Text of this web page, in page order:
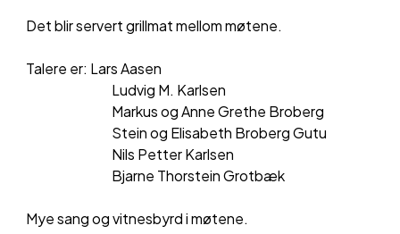
Det blir servert grillmat mellom møtene.
Talere er: LarsAasen
Ludvig M. Karlsen
Markus og Anne Grethe Broberg
Stein og Elisabeth Broberg Gutu
Nils Petter Karlsen
Bjarne Thorstein Grotbæk
Mye sang og vitnesbyrd i møtene.